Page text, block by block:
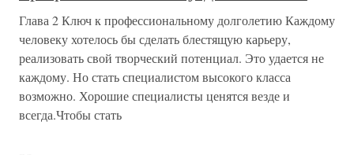
Глава 2 Ключ к профессиональному долголетию Каждому
человеку хотелось бы сделать блестящую карьеру,
реализовать свой творческий потенциал. Это удается не
каждому. Но стать специалистом высокого класса
возможно. Хорошие специалисты ценятся везде и
всегда.Чтобы стать